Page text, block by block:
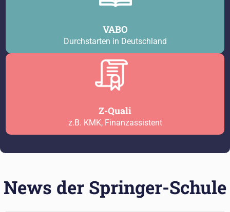
VABO
Durchstarten in Deutschland
Z-Quali
z.B. KMK, Finanzassistent
News der Springer-Schule